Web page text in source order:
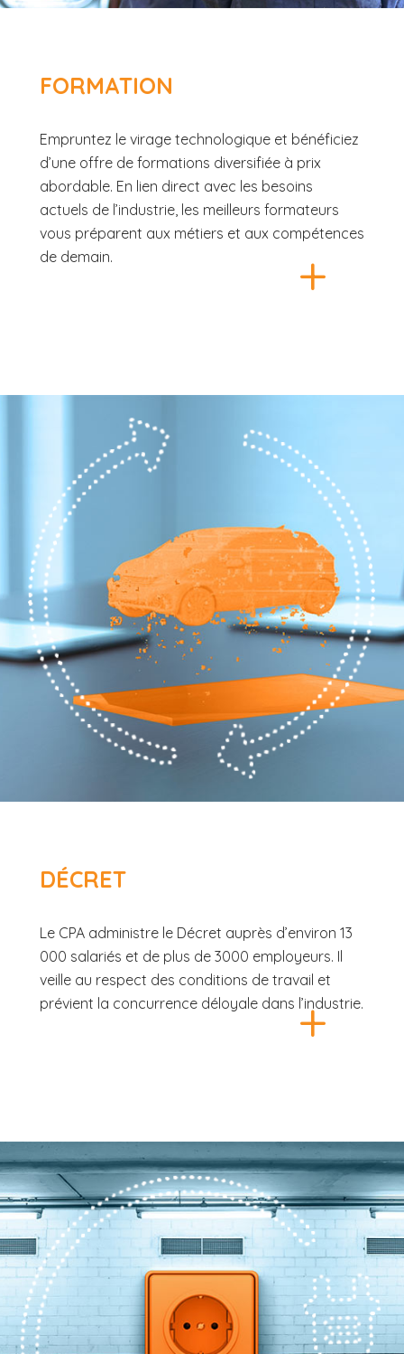
FORMATION
Empruntez le virage technologique et bénéficiez
d’une offre de formations diversifiée à prix
abordable. En lien direct avec les besoins
actuels de l’industrie, les meilleurs formateurs
vous préparent aux métiers et aux compétences
de demain.
+
DÉCRET
Le CPA administre le Décret auprès d’environ 13
000 salariés et de plus de 3000 employeurs. Il
veille au respect des conditions de travail et
prévient la concurrence déloyale dans l’industrie.
+